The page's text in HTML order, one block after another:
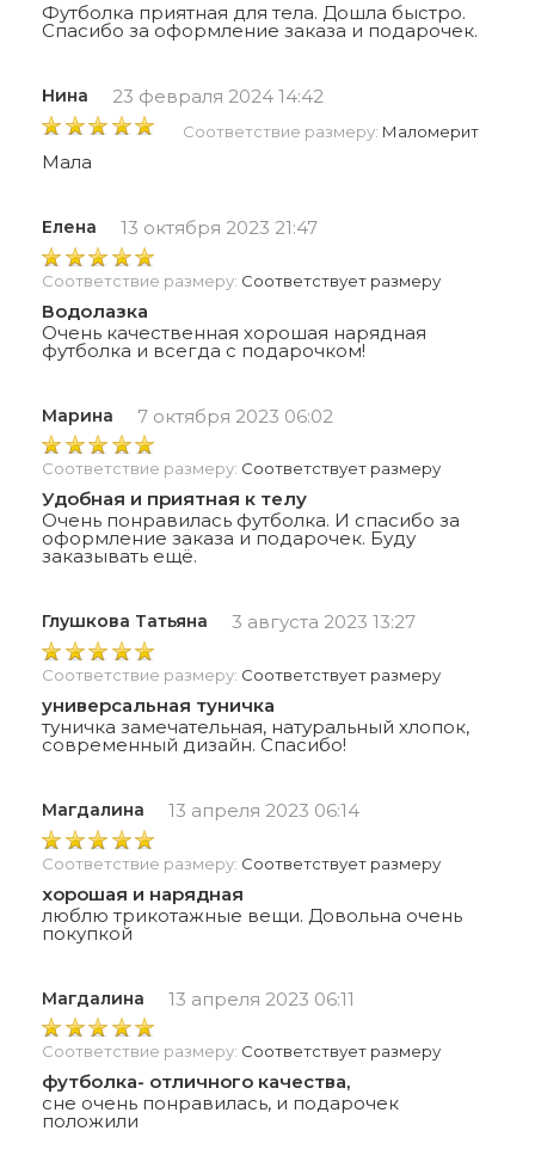
Футболка приятная для тела. Дошла быстро.
Спасибо за оформление заказа и подарочек.
Нина 23 февраля 2024 14:42
Соответствие размеру: Маломерит
Мала
Елена 13 октября 2023 21:47
Соответствие размеру: Соответствует размеру
Водолазка
Очень качественная хорошая нарядная
футболка и всегда с подарочком!
Марина 7 октября 2023 06:02
Соответствие размеру: Соответствует размеру
Удобная и приятная к телу
Очень понравилась футболка. И спасибо за
оформление заказа и подарочек. Буду
заказывать ещё.
Глушкова Татьяна 3 августа 2023 13:27
Соответствие размеру: Соответствует размеру
универсальная туничка
туничка замечательная, натуральный хлопок,
современный дизайн. Спасибо!
Магдалина 13 апреля 2023 06:14
Соответствие размеру: Соответствует размеру
хорошая и нарядная
люблю трикотажные вещи. Довольна очень
покупкой
Магдалина 13 апреля 2023 06:11
Соответствие размеру: Соответствует размеру
футболка- отличного качества,
сне очень понравилась, и подарочек
положили